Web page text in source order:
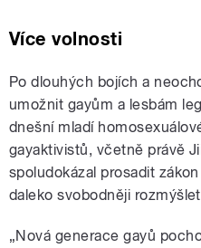
Více volnosti
Po dlouhých bojích a
umožnit gayům a lesbám
dnešní mladí
gayaktivistů, včetně právě
spoludokázal prosadit
daleko svobodněji
„Nová generace gayů